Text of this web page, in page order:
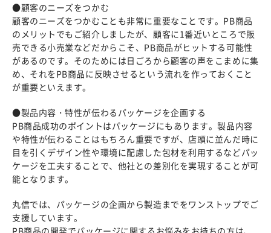
●顧客のニーズをつかむ
顧客のニーズをつかむことも非常に重要なことです。PB商品
のメリットでもご紹介しましたが、顧客に1番近いところで販
売できる小売業などだからこそ、PB商品がヒットする可能性
があるのです。そのためには日ごろから顧客の声をこまめに集
め、それをPB商品に反映させるという流れを作っておくこと
が重要といえます。
●製品内容・特性が伝わるパッケージを企画する
PB商品成功のポイントはパッケージにもあります。製品内容
や特性が伝わることはもちろん重要ですが、店頭に並んだ時に
目を引くデザイン性や環境に配慮した包材を利用するなどパッ
ケージを工夫することで、他社との差別化を実現することが可
能となります。
丸信では、パッケージの企画から製造までをワンストップでご
支援しています。
PB商品の開発でパッケージに関するお悩みをお持ちの方は、